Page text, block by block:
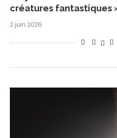
créatures fantastiques
2 juin 2026